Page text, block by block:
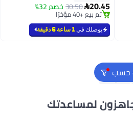
20.45
30.50خصم 32%
تم بيع +40 مؤخرًا
تم بيع +40 مؤخرًا
يوصلك في 1 ساعة 6 دقيقة
حسب
هدايا لها
لمساعدتك